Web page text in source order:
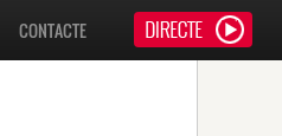
CONTACTE